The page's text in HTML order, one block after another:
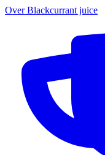
Over Blackcurrant juice